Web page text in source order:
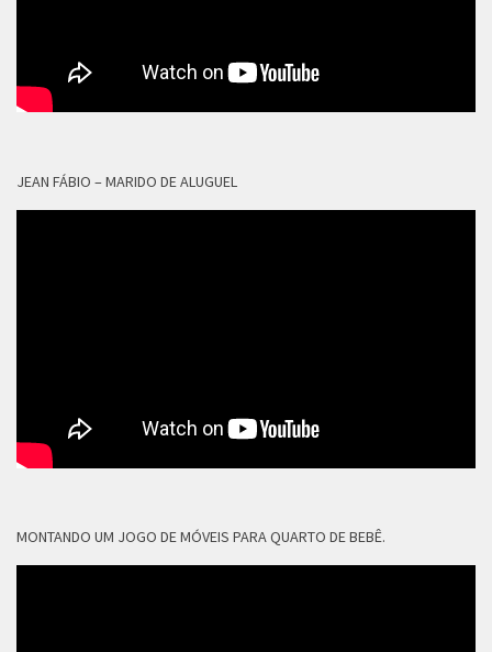
JEAN FÁBIO – MARIDO DE ALUGUEL
MONTANDO UM JOGO DE MÓVEIS PARA QUARTO DE BEBÊ.